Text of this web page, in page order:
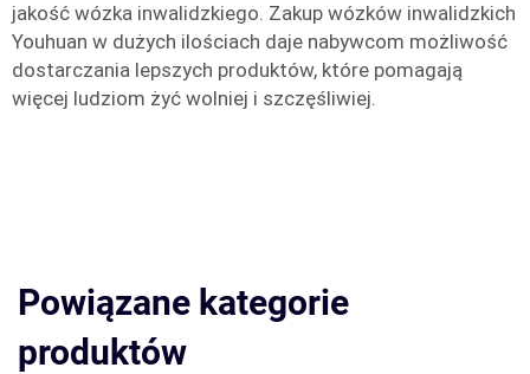
jakość wózka inwalidzkiego. Zakup wózków inwalidzkich
Youhuan w dużych ilościach daje nabywcom możliwość
dostarczania lepszych produktów, które pomagają
więcej ludziom żyć wolniej i szczęśliwiej.
Powiązane kategorie
produktów